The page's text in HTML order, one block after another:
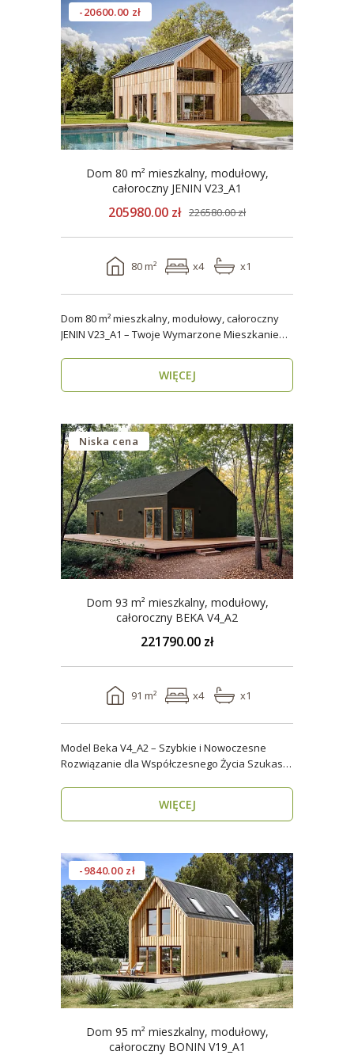
-20600.00 zł
Dom 80 m² mieszkalny, modułowy,
całoroczny JENIN V23_A1
205980.00 zł 226580.00 zł
80 m² x4 x1
Dom 80 m² mieszkalny, modułowy, całoroczny
JENIN V23_A1 – Twoje Wymarzone Mieszkanie
WIĘCEJ
Niska cena
Dom 93 m² mieszkalny, modułowy,
całoroczny BEKA V4_A2
221790.00 zł
91 m² x4 x1
Model Beka V4_A2 – Szybkie i Nowoczesne
Rozwiązanie dla Współczesnego Życia Szukasz
WIĘCEJ
-9840.00 zł
Dom 95 m² mieszkalny, modułowy,
całoroczny BONIN V19_A1